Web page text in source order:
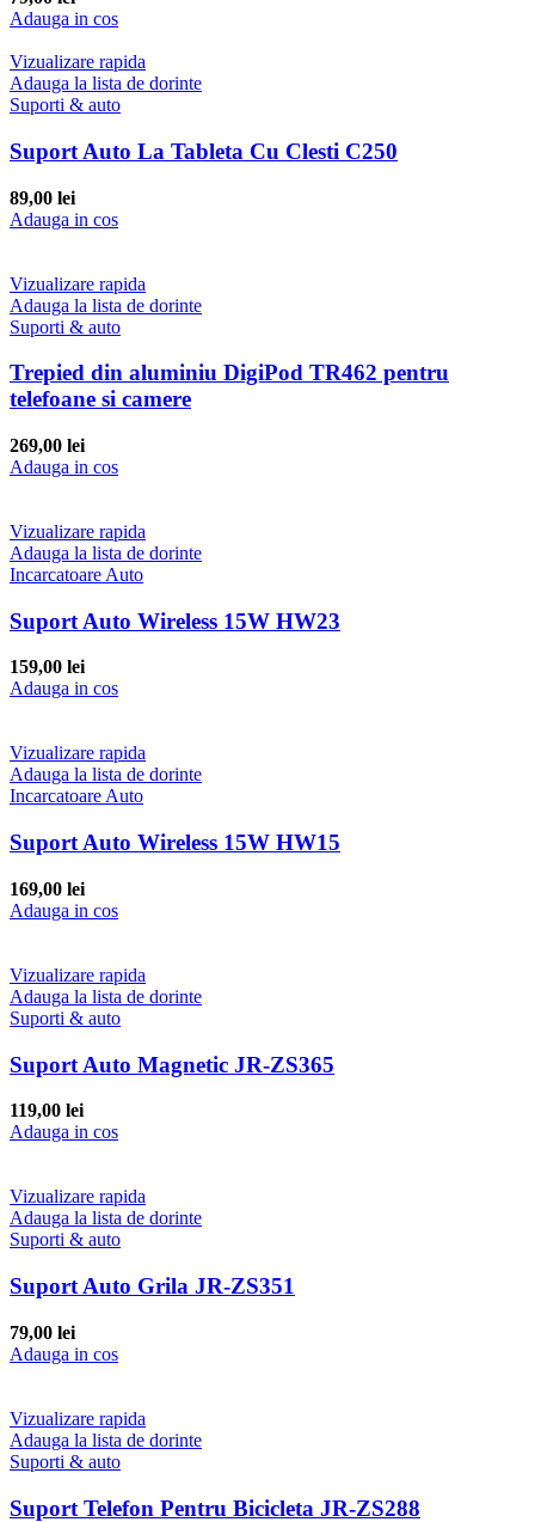
Adauga in cos
Vizualizare rapida
Adauga la lista de dorinte
Suporti & auto
Suport Auto La Tableta Cu Clesti C250
89,00 lei
Adauga in cos
Vizualizare rapida
Adauga la lista de dorinte
Suporti & auto
Trepied din aluminiu DigiPod TR462 pentru
telefoane si camere
269,00 lei
Adauga in cos
Vizualizare rapida
Adauga la lista de dorinte
Incarcatoare Auto
Suport Auto Wireless 15W HW23
159,00 lei
Adauga in cos
Vizualizare rapida
Adauga la lista de dorinte
Incarcatoare Auto
Suport Auto Wireless 15W HW15
169,00 lei
Adauga in cos
Vizualizare rapida
Adauga la lista de dorinte
Suporti & auto
Suport Auto Magnetic JR-ZS365
119,00 lei
Adauga in cos
Vizualizare rapida
Adauga la lista de dorinte
Suporti & auto
Suport Auto Grila JR-ZS351
79,00 lei
Adauga in cos
Vizualizare rapida
Adauga la lista de dorinte
Suporti & auto
Suport Telefon Pentru Bicicleta JR-ZS288